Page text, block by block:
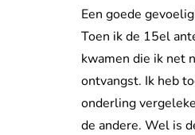
Een goede
Toen ik de 15el
kwamen die ik net
ontvangst. Ik heb
onderling
de andere. Wel is